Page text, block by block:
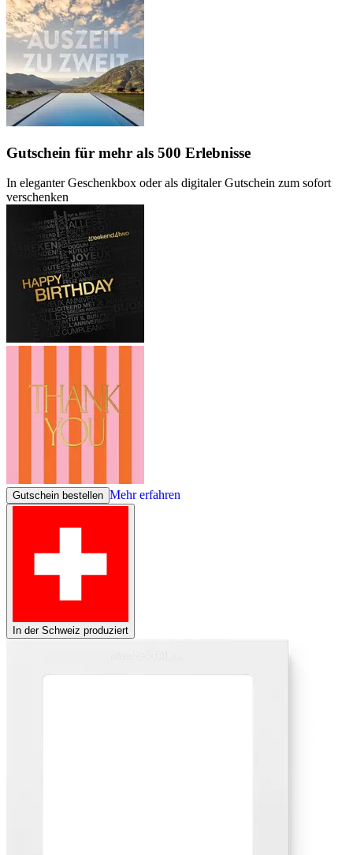
Gutschein für mehr als 500 Erlebnisse
In eleganter Geschenkbox oder als digitaler Gutschein zum sofort
verschenken
Gutschein bestellen Mehr erfahren
In der Schweiz produziert